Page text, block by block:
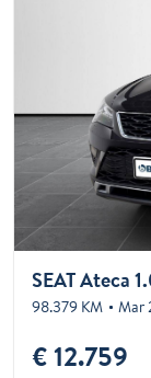
SEAT Ateca
98.379 KM Mar
€ 12.759